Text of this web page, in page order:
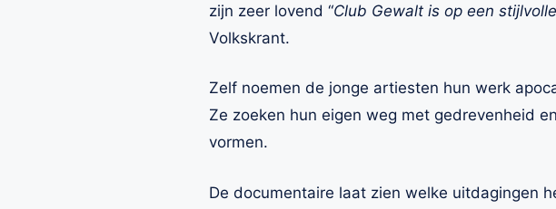
zijn zeer lovend “Club Gewalt is op een
Volkskrant.
Zelf noemen de jonge artiesten hun werk
Ze zoeken hun eigen weg met gedrevenheid
vormen.
De documentaire laat zien welke uitdagingen